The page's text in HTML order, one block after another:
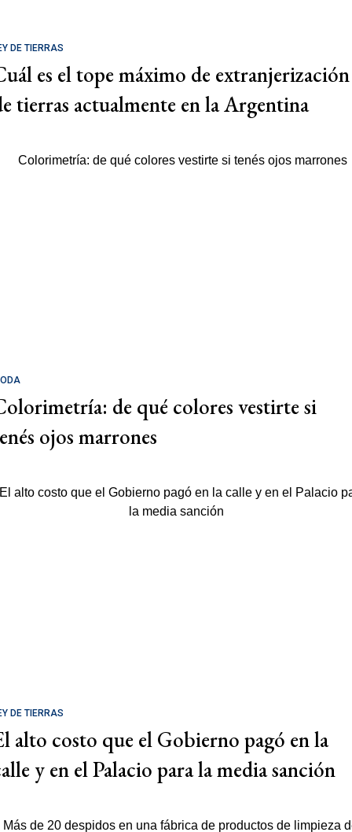
DE TIERRAS
es el tope máximo de extranjerización
tierras actualmente en la Argentina
de qué colores vestirte si
ojos marrones
DE TIERRAS
alto costo que el Gobierno pagó en la
y en el Palacio para la media sanción